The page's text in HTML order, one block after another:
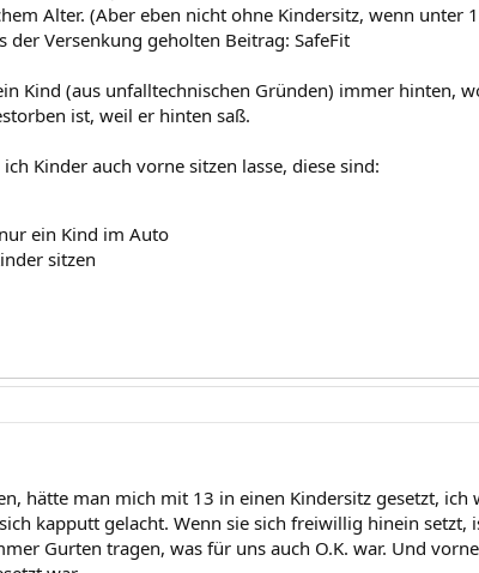
Alter. (Aber eben nicht ohne Kindersitz, wenn unter
der Versenkung geholten Beitrag: SafeFit
Kind (aus unfalltechnischen Gründen) immer hinten,
ist, weil er hinten saß.
Kinder auch vorne sitzen lasse, diese sind:
ein Kind im Auto
sitzen
hätte man mich mit 13 in einen Kindersitz gesetzt, ich
kapputt gelacht. Wenn sie sich freiwillig hinein setzt,
Gurten tragen, was für uns auch O.K. war. Und